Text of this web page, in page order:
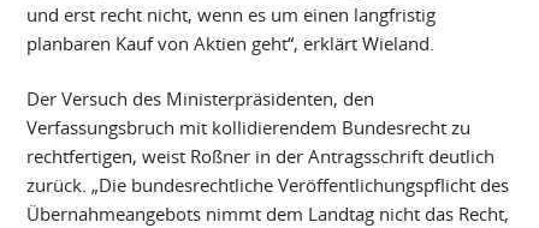
und erst recht nicht, wenn es um einen langfristig
planbaren Kauf von Aktien geht“, erklärt Wieland.
Der Versuch des Ministerpräsidenten, den
Verfassungsbruch mit kollidierendem Bundesrecht zu
rechtfertigen, weist Roßner in der Antragsschrift deutlich
zurück. „Die bundesrechtliche Veröffentlichungspflicht des
Übernahmeangebots nimmt dem Landtag nicht das Recht,